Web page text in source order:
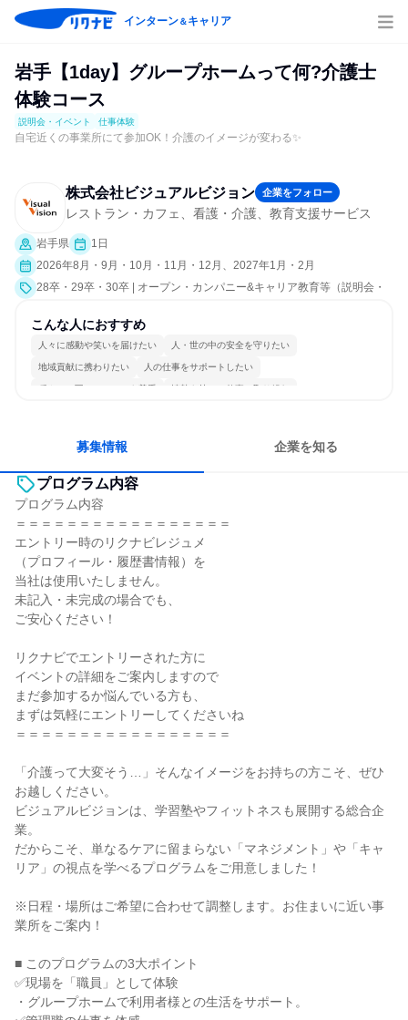
インターン＆キャリア
岩手【1day】グループホームって何?介護士
体験コース
説明会・イベント 仕事体験
自宅近くの事業所にて参加OK！介護のイメージが変わる✨
株式会社ビジュアルビジョン 企業をフォロー
レストラン・カフェ、看護・介護、教育支援サービス
岩手県
1日
2026年8月・9月・10月・11月・12月、2027年1月・2月
28卒・29卒・30卒 | オープン・カンパニー&キャリア教育等（説明会・
こんな人におすすめ
人々に感動や笑いを届けたい 人・世の中の安全を守りたい
地域貢献に携わりたい 人の仕事をサポートしたい
穏やかで互いのペースを尊重 情熱を持って仕事に取り組む
募集情報 企業を知る
プログラム内容
プログラム内容
＝＝＝＝＝＝＝＝＝＝＝＝＝＝＝＝＝
エントリー時のリクナビレジュメ
（プロフィール・履歴書情報）を
当社は使用いたしません。
未記入・未完成の場合でも、
ご安心ください！
リクナビでエントリーされた方に
イベントの詳細をご案内しますので
まだ参加するか悩んでいる方も、
まずは気軽にエントリーしてくださいね
＝＝＝＝＝＝＝＝＝＝＝＝＝＝＝＝＝
「介護って大変そう…」そんなイメージをお持ちの方こそ、ぜひ
お越しください。
ビジュアルビジョンは、学習塾やフィットネスも展開する総合企
業。
だからこそ、単なるケアに留まらない「マネジメント」や「キャ
リア」の視点を学べるプログラムをご用意しました！
※日程・場所はご希望に合わせて調整します。お住まいに近い事
業所をご案内！
■ このプログラムの3大ポイント
✅現場を「職員」として体験
・グループホームで利用者様との生活をサポート。